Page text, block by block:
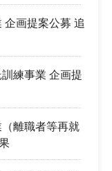
企画提案公募 追
練事業 企画提
離職者等再就